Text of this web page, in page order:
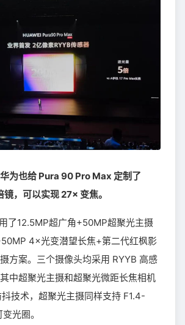
华为也给 Pura 90 Pro Max 定制了
，可以实现 27× 变焦。
了12.5MP超广角+50MP超聚光主摄
4×光变潜望长焦+第二代红枫影
方案。三个摄像头均采用 RYYB 高感
中超聚光主摄和超聚光微距长焦相机
技术，超聚光主摄同样支持 F1.4-
光圈。